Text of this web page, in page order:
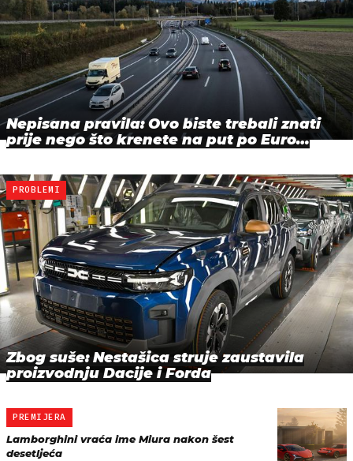
Nepisana pravila: Ovo biste trebali znati
prije nego što krenete na put po Euro…
PROBLEMI
Zbog suše: Nestašica struje zaustavila
proizvodnju Dacije i Forda
PREMIJERA
Lamborghini vraća ime Miura nakon šest
desetljeća